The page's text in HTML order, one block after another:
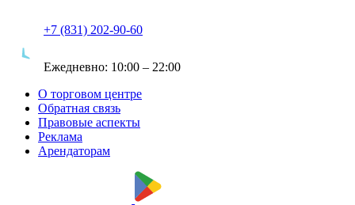
+7 (831) 202-90-60
Ежедневно: 10:00 – 22:00
О торговом центре
Обратная связь
Правовые аспекты
Реклама
Арендаторам